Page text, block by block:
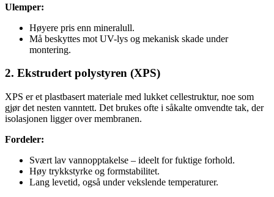
Ulemper:
Høyere pris enn mineralull.
Må beskyttes mot UV-lys og mekanisk skade under
montering.
2. Ekstrudert polystyren (XPS)
XPS er et plastbasert materiale med lukket cellestruktur, noe som
gjør det nesten vanntett. Det brukes ofte i såkalte omvendte tak, der
isolasjonen ligger over membranen.
Fordeler:
Svært lav vannopptakelse – ideelt for fuktige forhold.
Høy trykkstyrke og formstabilitet.
Lang levetid, også under vekslende temperaturer.